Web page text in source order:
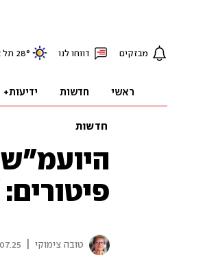
מבזקים דווחו לנו 28° תל
ראשי חדשות ידיעות+
חדשות
טובה צימוקי | 13:13